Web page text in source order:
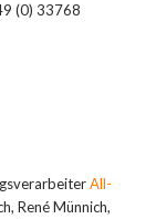
(0) 33768
All-
René Münnich,